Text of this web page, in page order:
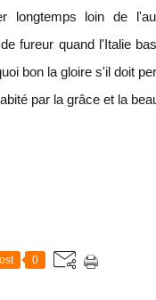
longtemps loin de
fureur quand l'Italie
bon la gloire s'il doit
par la grâce et la
0